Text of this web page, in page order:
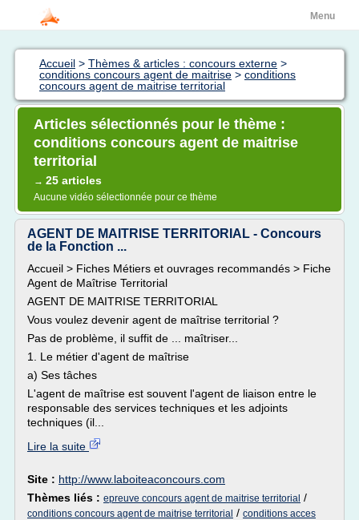
Menu
Accueil > Thèmes & articles : concours externe >
conditions concours agent de maitrise > conditions
concours agent de maitrise territorial
Articles sélectionnés pour le thème :
conditions concours agent de maitrise
territorial
→ 25 articles
Aucune vidéo sélectionnée pour ce thème
AGENT DE MAITRISE TERRITORIAL - Concours
de la Fonction ...
Accueil > Fiches Métiers et ouvrages recommandés > Fiche
Agent de Maîtrise Territorial
AGENT DE MAITRISE TERRITORIAL
Vous voulez devenir agent de maîtrise territorial ?
Pas de problème, il suffit de ... maîtriser...
1. Le métier d'agent de maîtrise
a) Ses tâches
L'agent de maîtrise est souvent l'agent de liaison entre le
responsable des services techniques et les adjoints
techniques (il...
Lire la suite
Site : http://www.laboiteaconcours.com
Thèmes liés : epreuve concours agent de maitrise territorial /
conditions concours agent de maitrise territorial / conditions acces